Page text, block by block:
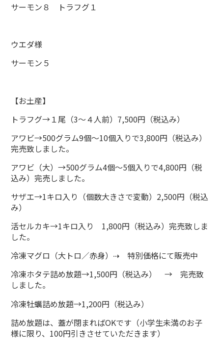
サーモン８ トラフグ１
ウエダ様
サーモン５
【お土産】
トラフグ→１尾（3～４人前）7,500円（税込み）
アワビ→500グラム9個～10個入りで3,800円（税込み）
完売致しました。
アワビ（大）→500グラム4個～5個入りで4,800円（税
込み）完売しました。
サザエ→1キロ入り（個数大きさで変動）2,500円（税込
み）
活セルカキ→1キロ入り 1,800円（税込み）完売致しま
した。
冷凍マグロ（大トロ／赤身）⇢ 特別価格にて販売中
冷凍ホタテ詰め放題→1,500円（税込み） → 完売致
しました。
冷凍牡蠣詰め放題→1,200円（税込み）
詰め放題は、蓋が閉まればOKです（小学生未満のお子
様に限り、100円引きさせていただきます）